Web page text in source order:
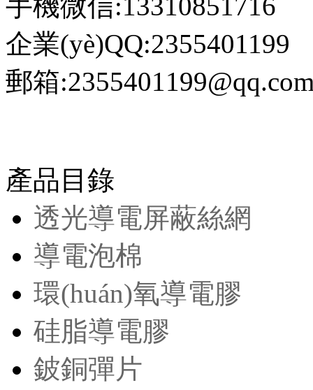
企業(yè)QQ:2355401199
郵箱
產品目錄
透光導電屏蔽絲網
導電泡棉
環(huán)氧導電膠
硅脂導電膠
鈹銅彈片